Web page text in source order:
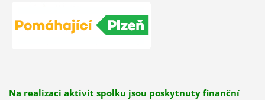
Na realizaci aktivit spolku jsou poskytnuty finanční